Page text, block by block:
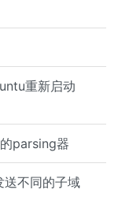
重新启动
parsing器
送不同的子域